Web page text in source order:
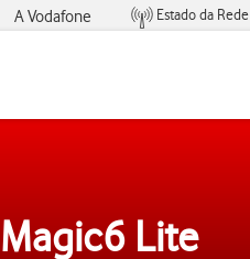
A Vodafone
Estado da Rede
Lite